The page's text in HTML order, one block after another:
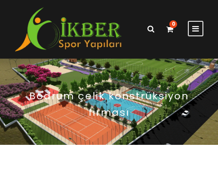
0
Bodrum çelik konstrüksiyon
firması